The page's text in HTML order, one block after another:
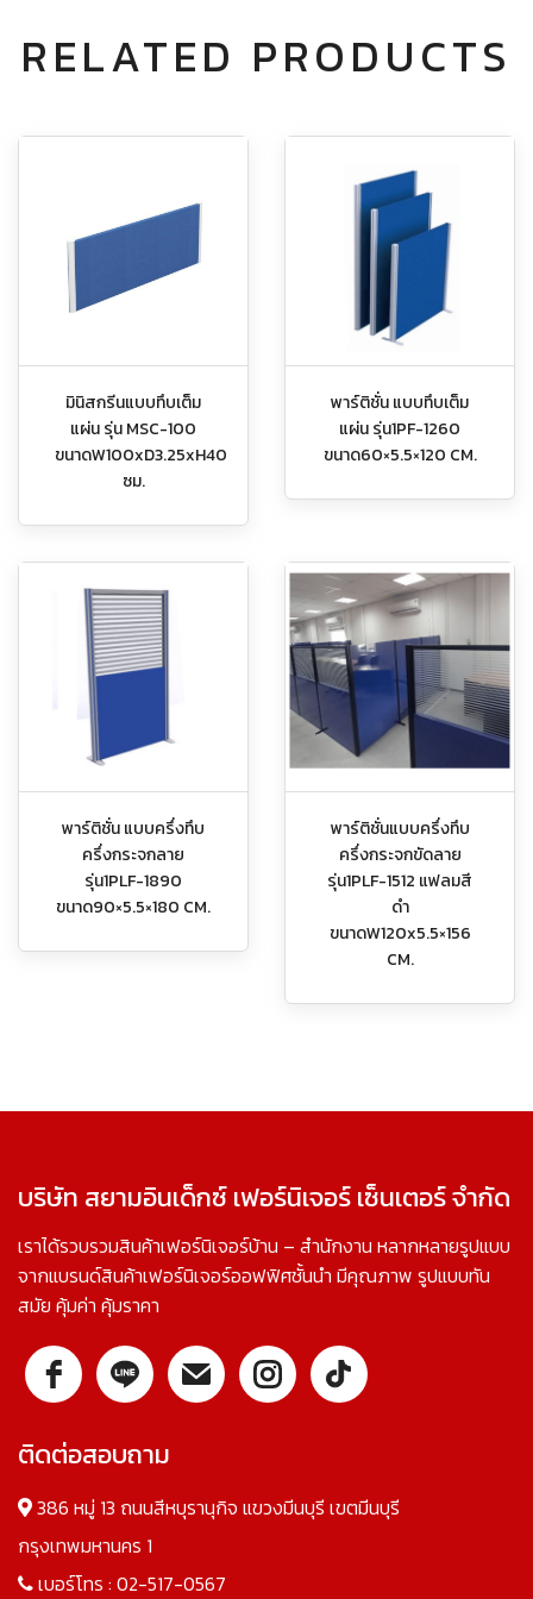
RELATED PRODUCTS
มินิสกรีนแบบทึบเต็ม
แผ่น รุ่น MSC-100
ขนาดW100xD3.25xH40
ซม.
พาร์ติชั่น แบบทึบเต็ม
แผ่น รุ่น1PF-1260
ขนาด60×5.5×120 CM.
พาร์ติชั่น แบบครึ่งทึบ
ครึ่งกระจกลาย
รุ่น1PLF-1890
ขนาด90×5.5×180 CM.
พาร์ติชั่นแบบครึ่งทึบ
ครึ่งกระจกขัดลาย
รุ่น1PLF-1512 แฟลมสี
ดำ
ขนาดW120x5.5×156
CM.
บริษัท สยามอินเด็กซ์ เฟอร์นิเจอร์ เซ็นเตอร์ จำกัด
เราได้รวบรวมสินค้าเฟอร์นิเจอร์บ้าน – สำนักงาน หลากหลายรูปแบบ
จากแบรนด์สินค้าเฟอร์นิเจอร์ออฟฟิศชั้นนำ มีคุณภาพ รูปแบบทัน
สมัย คุ้มค่า คุ้มราคา
ติดต่อสอบถาม
386 หมู่ 13 ถนนสีหบุรานุกิจ แขวงมีนบุรี เขตมีนบุรี
กรุงเทพมหานคร 1
เบอร์โทร : 02-517-0567